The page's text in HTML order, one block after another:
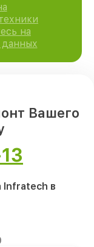
на
данных
Вашего
Infratech в